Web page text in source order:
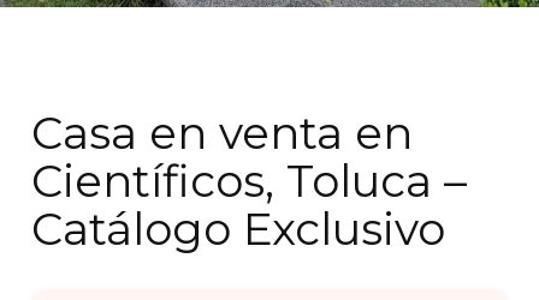
Casa en venta en
Científicos, Toluca –
Catálogo Exclusivo